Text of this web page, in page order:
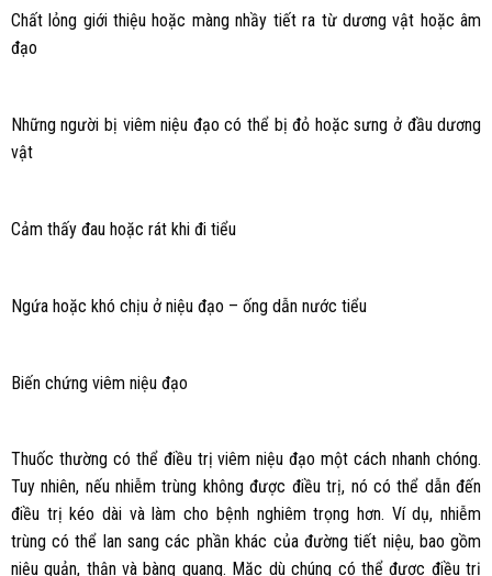
Chất lỏng giới thiệu hoặc màng nhầy tiết ra từ dương vật hoặc âm
đạo
Những người bị viêm niệu đạo có thể bị đỏ hoặc sưng ở đầu dương
vật
Cảm thấy đau hoặc rát khi đi tiểu
Ngứa hoặc khó chịu ở niệu đạo – ống dẫn nước tiểu
Biến chứng viêm niệu đạo
Thuốc thường có thể điều trị viêm niệu đạo một cách nhanh chóng.
Tuy nhiên, nếu nhiễm trùng không được điều trị, nó có thể dẫn đến
điều trị kéo dài và làm cho bệnh nghiêm trọng hơn. Ví dụ, nhiễm
trùng có thể lan sang các phần khác của đường tiết niệu, bao gồm
niệu quản, thận và bàng quang. Mặc dù chúng có thể được điều trị